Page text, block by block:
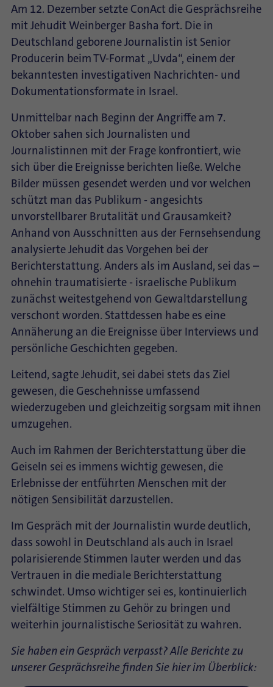
Am 12. Dezember setzte ConAct die Gesprächsreihe
mit Jehudit Weinberger Basha fort. Die in
Deutschland geborene Journalistin ist Senior
Producerin beim TV-Format „Uvda“, einem der
bekanntesten investigativen Nachrichten- und
Dokumentationsformate in Israel.
Unmittelbar nach Beginn der Angriffe am 7.
Oktober sahen sich Journalisten und
Journalistinnen mit der Frage konfrontiert, wie
sich über die Ereignisse berichten ließe. Welche
Bilder müssen gesendet werden und vor welchen
schützt man das Publikum - angesichts
unvorstellbarer Brutalität und Grausamkeit?
Anhand von Ausschnitten aus der Fernsehsendung
analysierte Jehudit das Vorgehen bei der
Berichterstattung. Anders als im Ausland, sei das –
ohnehin traumatisierte - israelische Publikum
zunächst weitestgehend von Gewaltdarstellung
verschont worden. Stattdessen habe es eine
Annäherung an die Ereignisse über Interviews und
persönliche Geschichten gegeben.
Leitend, sagte Jehudit, sei dabei stets das Ziel
gewesen, die Geschehnisse umfassend
wiederzugeben und gleichzeitig sorgsam mit ihnen
umzugehen.
Auch im Rahmen der Berichterstattung über die
Geiseln sei es immens wichtig gewesen, die
Erlebnisse der entführten Menschen mit der
nötigen Sensibilität darzustellen.
Im Gespräch mit der Journalistin wurde deutlich,
dass sowohl in Deutschland als auch in Israel
polarisierende Stimmen lauter werden und das
Vertrauen in die mediale Berichterstattung
schwindet. Umso wichtiger sei es, kontinuierlich
vielfältige Stimmen zu Gehör zu bringen und
weiterhin journalistische Seriosität zu wahren.
Sie haben ein Gespräch verpasst? Alle Berichte zu
unserer Gesprächsreihe finden Sie hier im Überblick: